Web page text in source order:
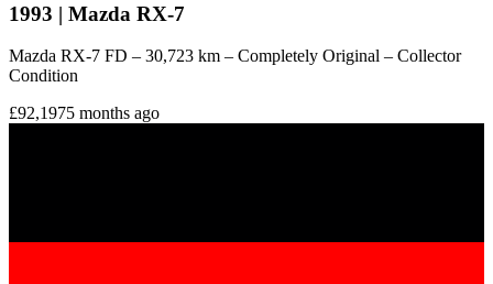
1993 | Mazda RX-7
Mazda RX-7 FD – 30,723 km – Completely Original – Collector
Condition
£92,1975 months ago